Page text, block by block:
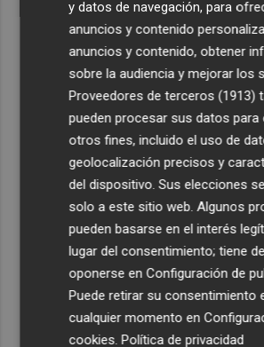
y datos de navegación, para
anuncios y contenido
anuncios y contenido, obtener
sobre la audiencia y mejorar los
Proveedores de terceros (1913)
pueden procesar sus datos para
otros fines, incluido el uso de
geolocalización precisos y
del dispositivo. Sus elecciones
solo a este sitio web. Algunos
pueden basarse en el interés
lugar del consentimiento; tiene
oponerse enConfiguración de
Puede retirar su consentimiento
cualquier momento en
cookies .Política de privacidad